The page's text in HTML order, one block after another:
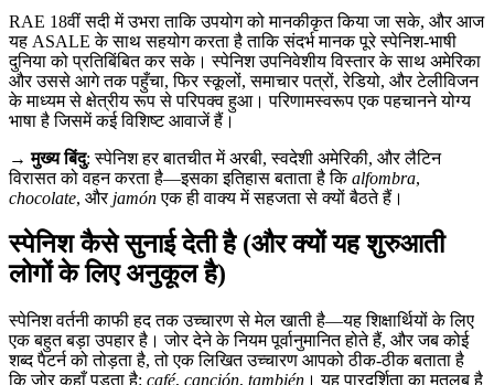
RAE 18वीं सदी में उभरा ताकि उपयोग को मानकीकृत किया जा सके, और आज
यह ASALE के साथ सहयोग करता है ताकि संदर्भ मानक पूरे स्पेनिश-भाषी
दुनिया को प्रतिबिंबित कर सके। स्पेनिश उपनिवेशीय विस्तार के साथ अमेरिका
और उससे आगे तक पहुँचा, फिर स्कूलों, समाचार पत्रों, रेडियो, और टेलीविजन
के माध्यम से क्षेत्रीय रूप से परिपक्व हुआ। परिणामस्वरूप एक पहचानने योग्य
भाषा है जिसमें कई विशिष्ट आवाजें हैं।
→मुख्य बिंदु: स्पेनिश हर बातचीत में अरबी, स्वदेशी अमेरिकी, और लैटिन
विरासत को वहन करता है—इसका इतिहास बताता है किalfombra,
chocolate, और jamónएक ही वाक्य में सहजता से क्यों बैठते हैं।
स्पेनिश कैसे सुनाई देती है (और क्यों यह शुरुआती
लोगों के लिए अनुकूल है)
स्पेनिश वर्तनी काफी हद तक उच्चारण से मेल खाती है—यह शिक्षार्थियों के लिए
एक बहुत बड़ा उपहार है। जोर देने के नियम पूर्वानुमानित होते हैं, और जब कोई
शब्द पैटर्न को तोड़ता है, तो एक लिखित उच्चारण आपको ठीक-ठीक बताता है
कि जोर कहाँ पड़ता है: café, canción, también । यह पारदर्शिता का मतलब है